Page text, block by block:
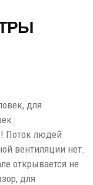
для
Поток людей
вентиляции нет.
открывается не
для